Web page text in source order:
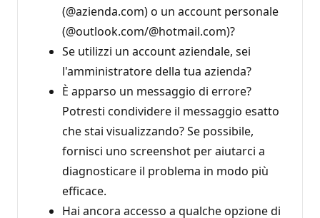
(@azienda.com) o un account personale
(@outlook.com/@hotmail.com)?
Se utilizzi un account aziendale, sei
l'amministratore della tua azienda?
È apparso un messaggio di errore?
Potresti condividere il messaggio esatto
che stai visualizzando? Se possibile,
fornisci uno screenshot per aiutarci a
diagnosticare il problema in modo più
efficace.
Hai ancora accesso a qualche opzione di